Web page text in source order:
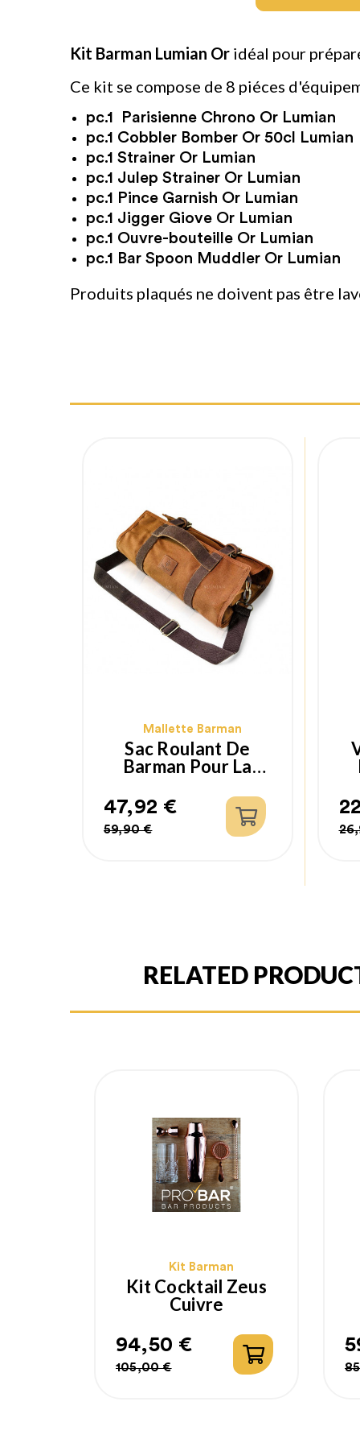
Kit Barman Lumian Or idéal pour
Ce kit se compose de 8 piéces
pc.1 Parisienne Chrono Or Lumian
pc.1 Cobbler Bomber Or 50cl Lumian
pc.1 Strainer Or Lumian
pc.1 Julep Strainer Or Lumian
pc.1 Pince Garnish Or Lumian
pc.1 Jigger Giove Or Lumian
pc.1 Ouvre-bouteille Or Lumian
pc.1 Bar Spoon Muddler Or Lumian
Produits plaqués ne doivent pas être
Mallette Barman
Sac Roulant De
Barman Pour La
Professionnelle
Lumian
Prix
59,90 €
Prix
47,92 €
RELATED
Kit Barman
Kit Cocktail Zeus
Cuivre
Prix
105,00 €
Prix
94,50 €